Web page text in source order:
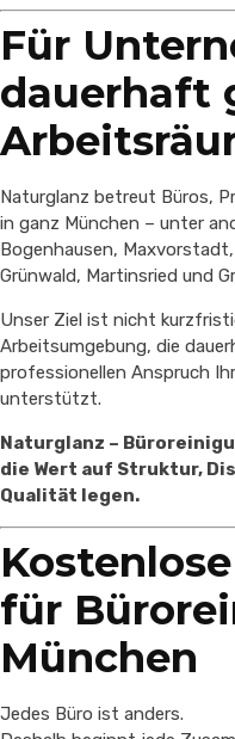
Für
dauerhaft
Naturglanz betreut Büros,
in ganz München – unter
Bogenhausen,
Grünwald, Martinsried und
Unser Ziel ist nicht
Arbeitsumgebung, die
professionellen Anspruch
unterstützt.
Naturglanz –
die Wert auf Struktur,
Qualität legen.
für
München
Jedes Büro ist anders.